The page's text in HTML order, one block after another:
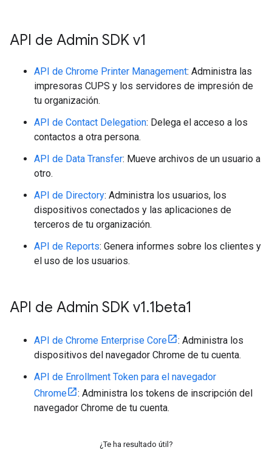
API de Admin SDK v1
API de Chrome Printer Management: Administra las
impresoras CUPS y los servidores de impresión de
tu organización.
API de Contact Delegation: Delega el acceso a los
contactos a otra persona.
API de Data Transfer: Mueve archivos de un usuario a
otro.
API de Directory: Administra los usuarios, los
dispositivos conectados y las aplicaciones de
terceros de tu organización.
API de Reports: Genera informes sobre los clientes y
el uso de los usuarios.
API de Admin SDK v1.1beta1
API de Chrome Enterprise Core
: Administra los
dispositivos del navegador Chrome de tu cuenta.
API de Enrollment Token para el navegador
Chrome
: Administra los tokens de inscripción del
navegador Chrome de tu cuenta.
¿Te ha resultado útil?